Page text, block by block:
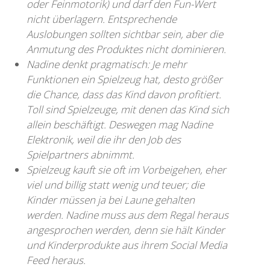
oder Feinmotorik) und darf den Fun-Wert
nicht überlagern. Entsprechende
Auslobungen sollten sichtbar sein, aber die
Anmutung des Produktes nicht dominieren.
Nadine denkt pragmatisch: Je mehr
Funktionen ein Spielzeug hat, desto größer
die Chance, dass das Kind davon profitiert.
Toll sind Spielzeuge, mit denen das Kind sich
allein beschäftigt. Deswegen mag Nadine
Elektronik, weil die ihr den Job des
Spielpartners abnimmt.
Spielzeug kauft sie oft im Vorbeigehen, eher
viel und billig statt wenig und teuer; die
Kinder müssen ja bei Laune gehalten
werden. Nadine muss aus dem Regal heraus
angesprochen werden, denn sie hält Kinder
und Kinderprodukte aus ihrem Social Media
Feed heraus.